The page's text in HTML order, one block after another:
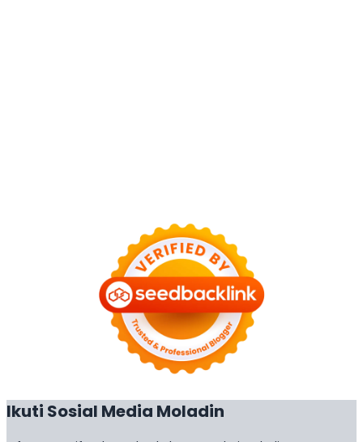
Ikuti Sosial Media Moladin